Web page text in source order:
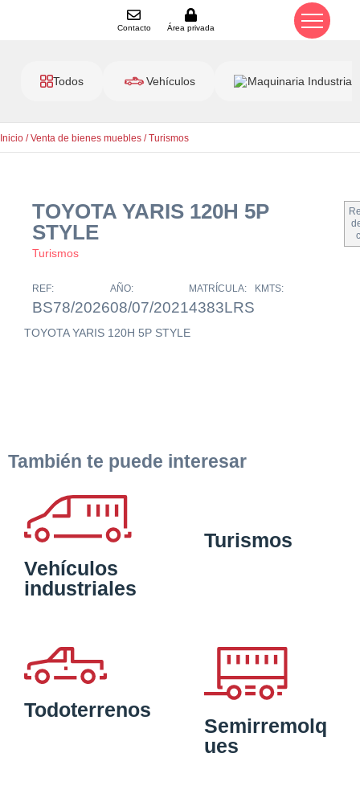
Contacto Área privada
Todos Vehículos Maquinaria Industrial
Inicio /Venta de bienes muebles /Turismos
TOYOTA YARIS 120H 5P
STYLE
Turismos
REF:
BS78/2026
AÑO:
08/07/2021
MATRÍCULA:
4383LRS
KMTS:
TOYOTA YARIS 120H 5P STYLE
También te puede interesar
Vehículos
industriales
Turismos
Todoterrenos
Semirremolq
ues